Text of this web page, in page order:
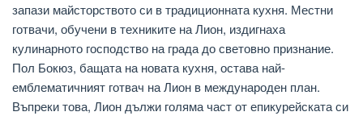
запази майсторството си в традиционната кухня. Местни
готвачи, обучени в техниките на Лион, издигнаха
кулинарното господство на града до световно признание.
Пол Бокюз, бащата на новата кухня, остава най-
емблематичният готвач на Лион в международен план.
Въпреки това, Лион дължи голяма част от епикурейската си